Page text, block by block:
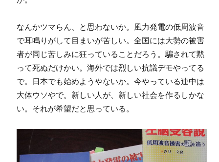
なんかツマらん、と思わないか。風力発電の低周波音
で耳鳴りがして目まいが苦しい。全国には大勢の被害
者が同じ苦しみに狂っていることだろう。騙されて黙
って死ぬだけかい。海外では烈しい抗議デモやってる
で。日本でも始めようやないか。今やっている連中は
大体ウソやで。新しい人が、新しい社会を作るしかな
い。それが希望だと思っている。